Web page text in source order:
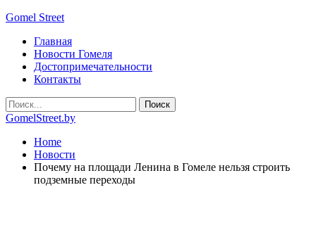
Gomel Street
Главная
Новости Гомеля
Достопримечательности
Контакты
GomelStreet.by
Home
Новости
Почему на площади Ленина в Гомеле нельзя строить
подземные переходы